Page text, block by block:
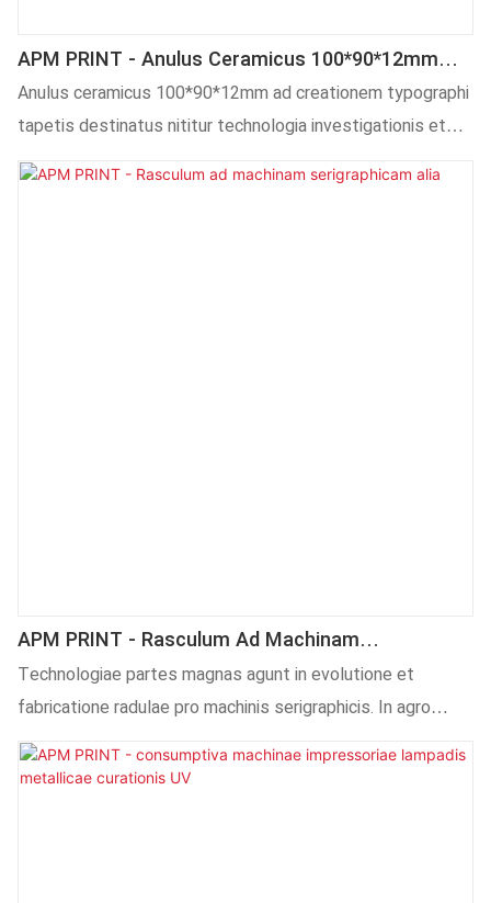
APM PRINT - Anulus Ceramicus 100*90*12mm
Pro Typographo Tampografico.
Anulus ceramicus 100*90*12mm ad creationem typographi
tapetis destinatus nititur technologia investigationis et
progressionis maturae et positione accurata in foro,
necnon annis investigationis diligentissimae. Praeterea,
APM PRINT - Rasculum Ad Machinam
Serigraphicam Alia
Technologiae partes magnas agunt in evolutione et
fabricatione radulae pro machinis serigraphicis. In agro
(campis) Aliarum Materiarum Impressoriarum, egregie
fungitur et amplam popularitatem consecutus est.